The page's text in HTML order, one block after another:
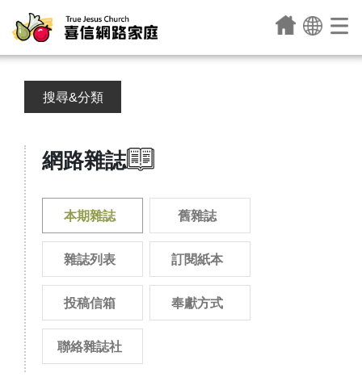
搜尋&分類
網路雜誌
本期雜誌 舊雜誌
雜誌列表 訂閱紙本
投稿信箱 奉獻方式
聯絡雜誌社